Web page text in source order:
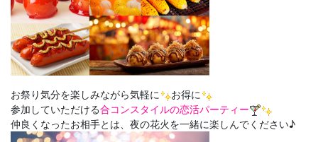
お祭り気分を楽しみながら気軽に
お得に
参加していただける合コンスタイルの恋活パーティー
仲良くなったお相手とは、夜の花火を一緒に楽しんでください♪